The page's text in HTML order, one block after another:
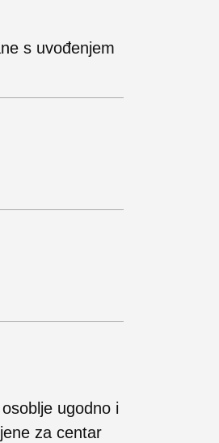
s uvođenjem
ugodno i
za centar